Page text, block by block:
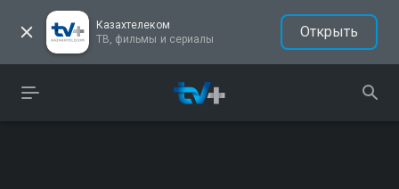
Казахтелеком
ТВ, фильмы и сериалы
Открыть